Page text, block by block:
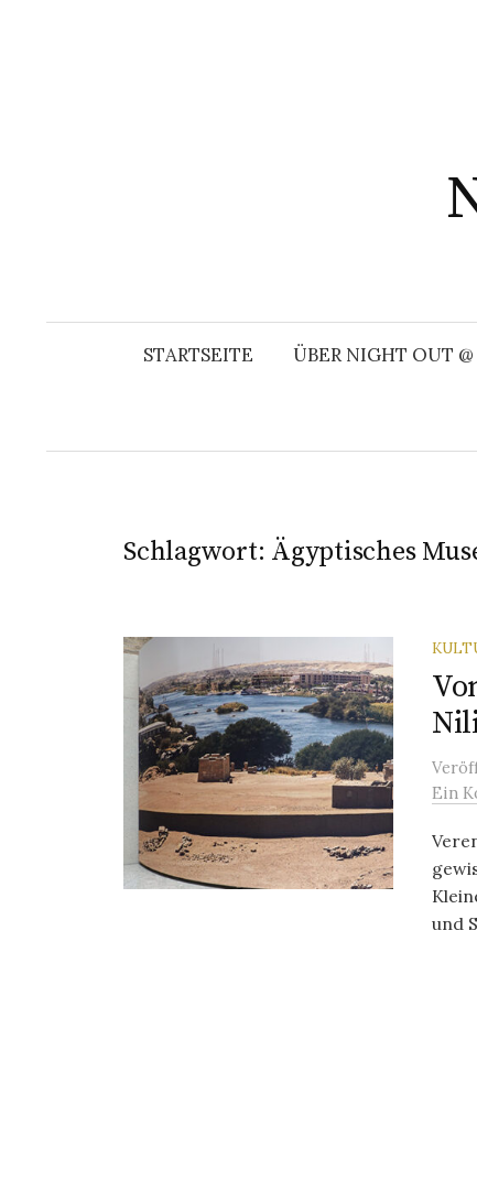
STARTSEITE ÜBER NIGHT OUT
Schlagwort: Ägyptisches
Ein
und